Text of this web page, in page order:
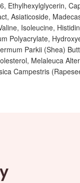
Ethylhexylglycerin,
Asiaticoside,
Isoleucine,
Polyacrylate,
Parkii (Shea)
Melaleuca
Campestris